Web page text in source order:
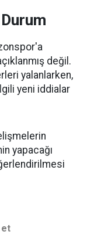
değil.
yalanlarken,
yeni iddialar
yapacağı
et